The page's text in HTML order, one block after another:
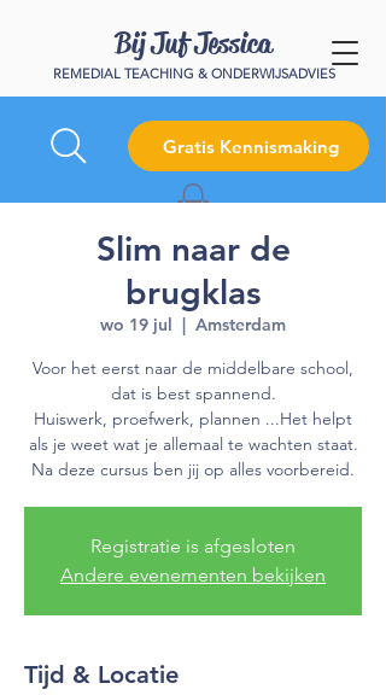
Bij Juf Jessica
REMEDIAL TEACHING & ONDERWIJSADVIES
Gratis Kennismaking
Slim naar de
brugklas
wo 19 jul
  |
Amsterdam
Voor het eerst naar de middelbare school,
dat is best spannend.
Huiswerk, proefwerk, plannen ...Het helpt
als je weet wat je allemaal te wachten staat.
Na deze cursus ben jij op alles voorbereid.
Registratie is afgesloten
Andere evenementen bekijken
Tijd & Locatie